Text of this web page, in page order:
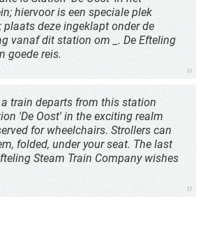
hiervoor is een speciale plek
plaats deze ingeklapt onder de
vanaf dit station om _. De Efteling
goede reis.
train departs from this station
'De Oost' in the exciting realm
for wheelchairs. Strollers can
folded, under your seat. The last
Steam Train Company wishes